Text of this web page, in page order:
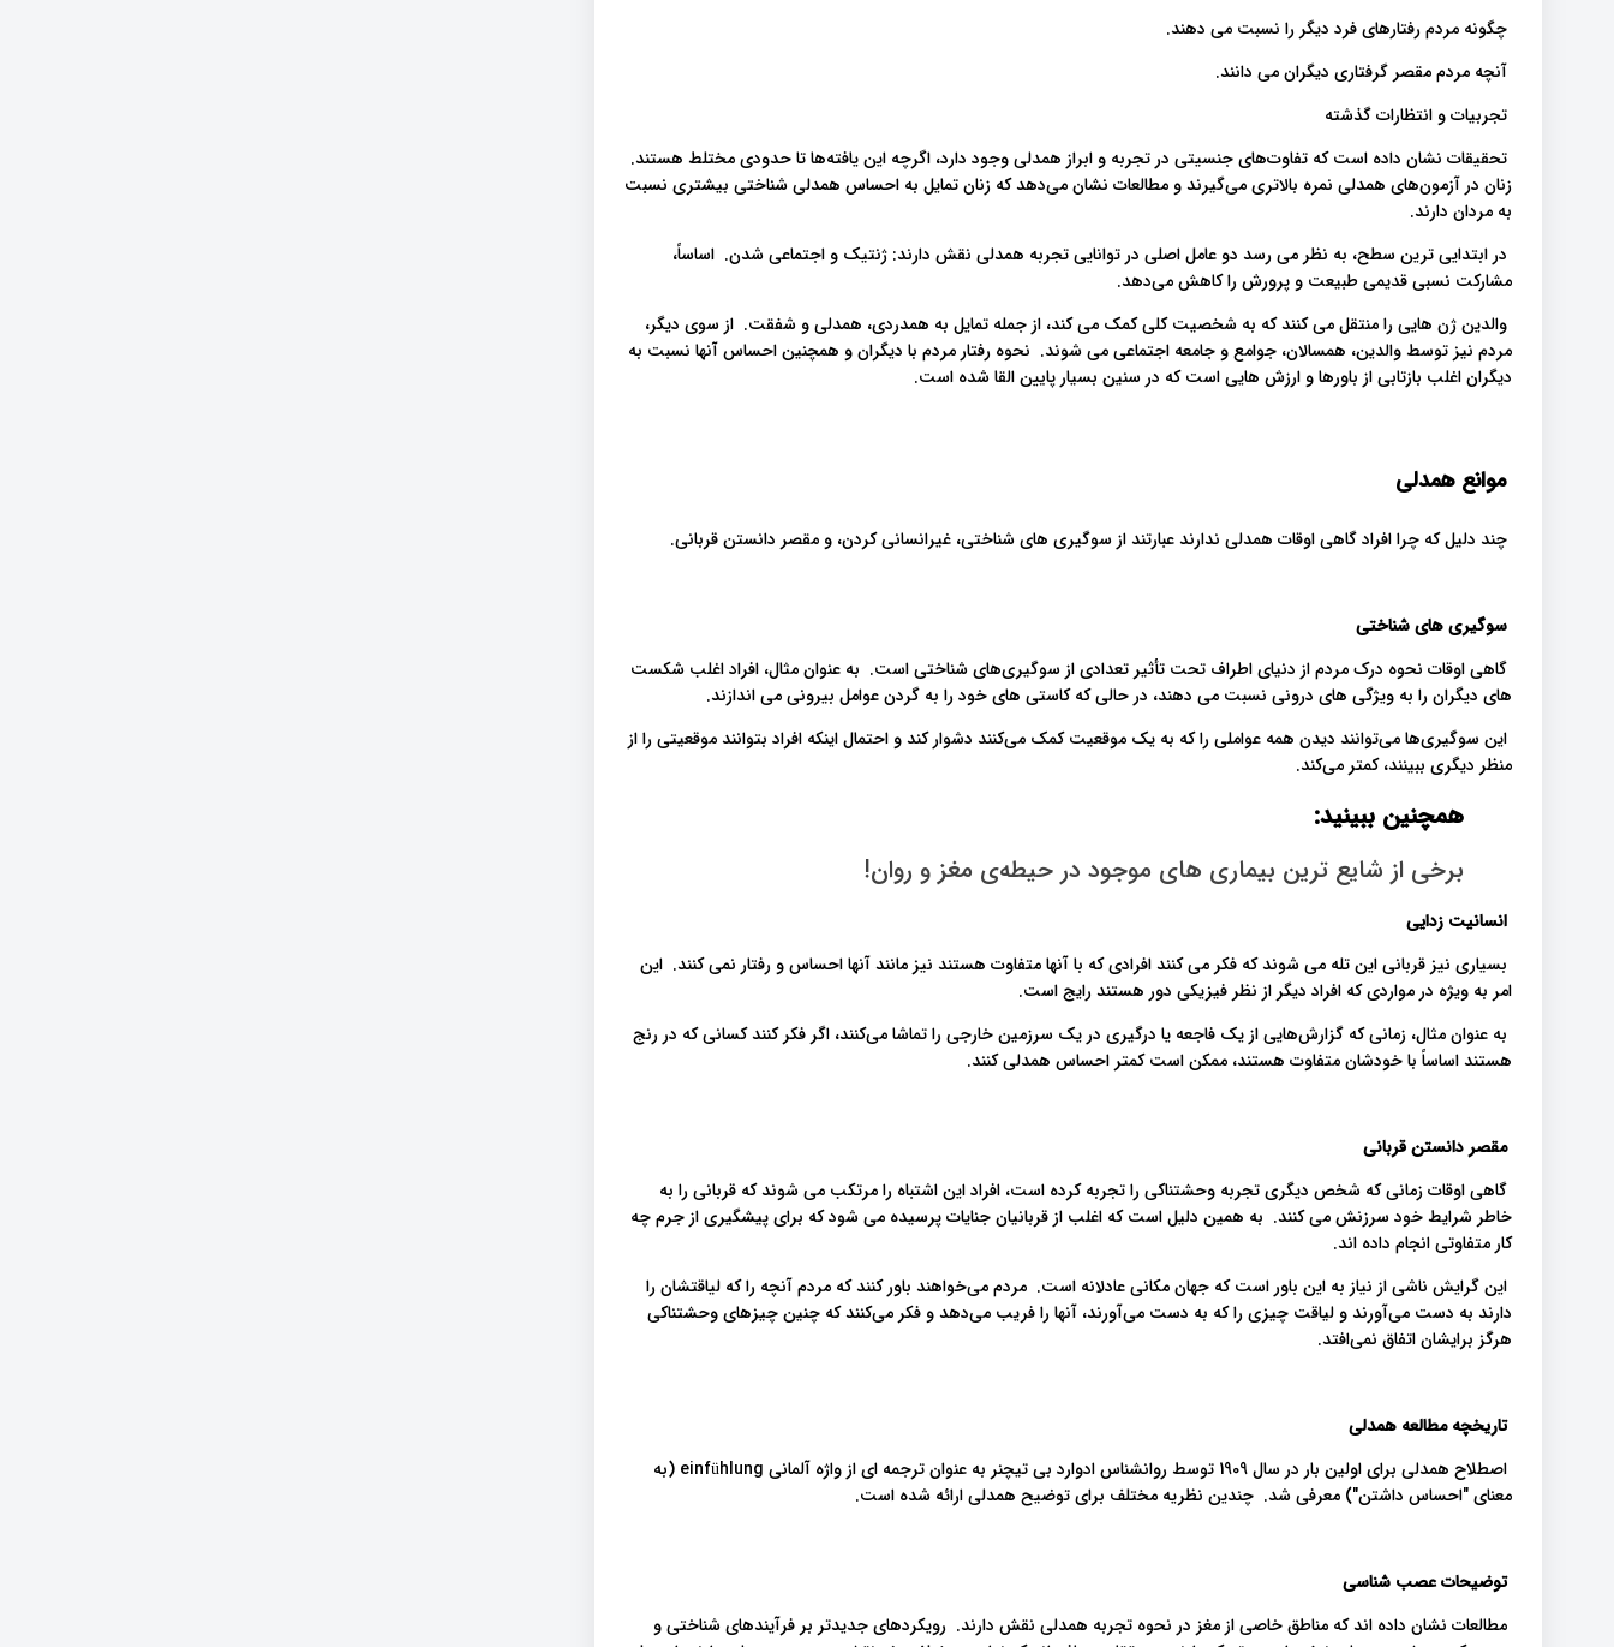
چگونه مردم رفتارهای فرد دیگر را نسبت می دهند.
آنچه مردم مقصر گرفتاری دیگران می دانند.
تجربیات و انتظارات گذشته
تحقیقات نشان داده است که تفاوت‌های جنسیتی در تجربه و ابراز همدلی وجود دارد، اگرچه این یافته‌ها تا حدودی مختلط هستند.
زنان در آزمون‌های همدلی نمره بالاتری می‌گیرند و مطالعات نشان می‌دهد که زنان تمایل به احساس همدلی شناختی بیشتری نسبت
به مردان دارند.
در ابتدایی ترین سطح، به نظر می رسد دو عامل اصلی در توانایی تجربه همدلی نقش دارند: ژنتیک و اجتماعی شدن. اساساً،
مشارکت نسبی قدیمی طبیعت و پرورش را کاهش می‌دهد.
والدین ژن هایی را منتقل می کنند که به شخصیت کلی کمک می کند، از جمله تمایل به همدردی، همدلی و شفقت. از سوی دیگر،
مردم نیز توسط والدین، همسالان، جوامع و جامعه اجتماعی می شوند. نحوه رفتار مردم با دیگران و همچنین احساس آنها نسبت به
دیگران اغلب بازتابی از باورها و ارزش هایی است که در سنین بسیار پایین القا شده است.
موانع همدلی
چند دلیل که چرا افراد گاهی اوقات همدلی ندارند عبارتند از سوگیری های شناختی، غیرانسانی کردن، و مقصر دانستن قربانی.
سوگیری های شناختی
گاهی اوقات نحوه درک مردم از دنیای اطراف تحت تأثیر تعدادی از سوگیری‌های شناختی است. به عنوان مثال، افراد اغلب شکست
های دیگران را به ویژگی های درونی نسبت می دهند، در حالی که کاستی های خود را به گردن عوامل بیرونی می اندازند.
این سوگیری‌ها می‌توانند دیدن همه عواملی را که به یک موقعیت کمک می‌کنند دشوار کند و احتمال اینکه افراد بتوانند موقعیتی را از
منظر دیگری ببینند، کمتر می‌کند.
همچنین ببینید:
برخی از شایع ترین بیماری های موجود در حیطه‌ی مغز و روان!
انسانیت زدایی
بسیاری نیز قربانی این تله می شوند که فکر می کنند افرادی که با آنها متفاوت هستند نیز مانند آنها احساس و رفتار نمی کنند. این
امر به ویژه در مواردی که افراد دیگر از نظر فیزیکی دور هستند رایج است.
به عنوان مثال، زمانی که گزارش‌هایی از یک فاجعه یا درگیری در یک سرزمین خارجی را تماشا می‌کنند، اگر فکر کنند کسانی که در رنج
هستند اساساً با خودشان متفاوت هستند، ممکن است کمتر احساس همدلی کنند.
مقصر دانستن قربانی
گاهی اوقات زمانی که شخص دیگری تجربه وحشتناکی را تجربه کرده است، افراد این اشتباه را مرتکب می شوند که قربانی را به
خاطر شرایط خود سرزنش می کنند. به همین دلیل است که اغلب از قربانیان جنایات پرسیده می شود که برای پیشگیری از جرم چه
کار متفاوتی انجام داده اند.
این گرایش ناشی از نیاز به این باور است که جهان مکانی عادلانه است. مردم می‌خواهند باور کنند که مردم آنچه را که لیاقتشان را
دارند به دست می‌آورند و لیاقت چیزی را که به دست می‌آورند، آنها را فریب می‌دهد و فکر می‌کنند که چنین چیزهای وحشتناکی
هرگز برایشان اتفاق نمی‌افتد.
تاریخچه مطالعه همدلی
اصطلاح همدلی برای اولین بار در سال 1909 توسط روانشناس ادوارد بی تیچنر به عنوان ترجمه ای از واژه آلمانی einfühlung (به
معنای "احساس داشتن") معرفی شد. چندین نظریه مختلف برای توضیح همدلی ارائه شده است.
توضیحات عصب شناسی
مطالعات نشان داده اند که مناطق خاصی از مغز در نحوه تجربه همدلی نقش دارند. رویکردهای جدیدتر بر فرآیندهای شناختی و